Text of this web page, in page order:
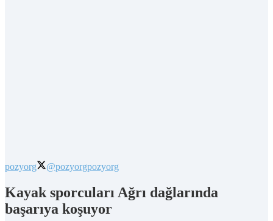
pozyorg @pozyorgpozyorg
Kayak sporcuları Ağrı dağlarında
başarıya koşuyor